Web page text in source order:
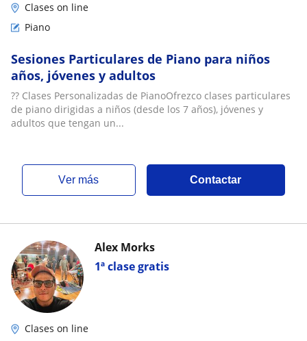
Clases on line
Piano
Sesiones Particulares de Piano para niños
años, jóvenes y adultos
?? Clases Personalizadas de PianoOfrezco clases particulares
de piano dirigidas a niños (desde los 7 años), jóvenes y
adultos que tengan un...
ver más Contactar
1ª clase gratis
Alex Morks
Clases on line